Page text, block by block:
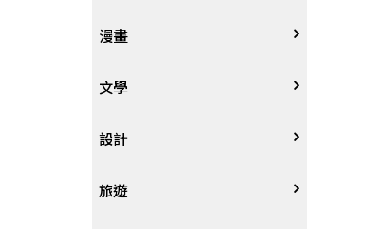
兩岸國際
投資理財
人物傳記
職場工作術
數學
航空
攝影
電影
棋藝桌遊
寵物
8~12歲
12~18歲
遊戲書
英語書
疾病養生
醫療人文
心理學
勵志成長
人際關係
生老病死
漫畫
漫畫
圖文繪本
限制級漫畫
文學
中文文學
中文詩詞
設計
藝術設計
旅遊